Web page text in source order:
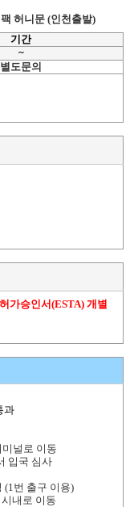
허니문 (인천출발)
기간
~
별도문의
가승인서(ESTA) 개별
과
널로 이동
입국 심사
(1번 출구 이용)
내로 이동